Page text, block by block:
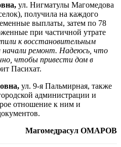
ул. Нигматулы Магомедова
получила на каждого
выплаты, затем по 78
при частичной утрате
к восстановительным
начали ремонт. Надеюсь, что
чтобы привести дом в
Пасихат.
ул. 9-я Пальмирная, также
администрации и
отношение к ним и
Магомедрасул ОМАРОВ